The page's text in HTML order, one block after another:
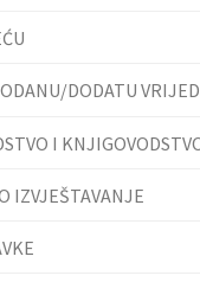
DODATU
I
IZVJEŠTAVANJE